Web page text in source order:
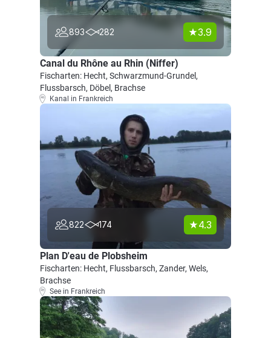
893 282 3.9
Canal du Rhône au Rhin (Niffer)
Fischarten: Hecht, Schwarzmund-Grundel,
Flussbarsch, Döbel, Brachse
Kanal in Frankreich
822 174 4.3
Plan D'eau de Plobsheim
Fischarten: Hecht, Flussbarsch, Zander, Wels,
Brachse
See in Frankreich